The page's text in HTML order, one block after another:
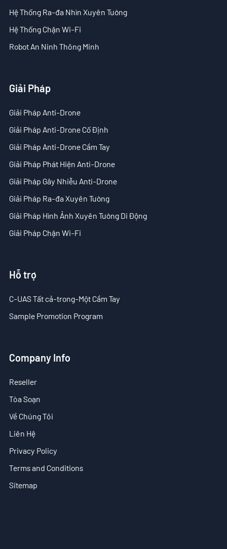
- Giải Pháp Ra-đa Xuyên Tường
- Giải Pháp Hình Ảnh Xuyên Tường Di Động
- Blog
- Video
Hỗ trợ
- C-UAS Tất cả-trong-Một Cầm Tay
Reseller
- EN
- ES
Hệ Thống Ra-đa Nhìn Xuyên Tường
Hệ Thống Chặn Wi-Fi
Robot An Ninh Thông Minh
Giải Pháp
Giải Pháp Anti-Drone
Giải Pháp Anti-Drone Cố Định
Giải Pháp Anti-Drone Cầm Tay
Giải Pháp Phát Hiện Anti-Drone
Giải Pháp Gây Nhiễu Anti-Drone
Giải Pháp Ra-đa Xuyên Tường
Giải Pháp Hình Ảnh Xuyên Tường Di Động
Giải Pháp Chặn Wi-Fi
Hỗ trợ
C-UAS Tất cả-trong-Một Cầm Tay
Sample Promotion Program
Company Info
Reseller
Tòa Soạn
Về Chúng Tôi
Liên Hệ
Privacy Policy
Terms and Conditions
Sitemap